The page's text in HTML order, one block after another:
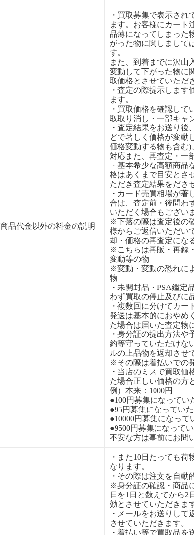
商品代金以外の料金の説明
・買取募集で表示され
ます。お客様にカート
品薄になってしまった
がった物に関しまして
す。
また、到着までに沢山
変動して下がった物に
取価格とさせていただ
・査定の際提示します
ます。
・買取価格を確認して
取取り消し・一部キャ
・査定結果をお送り後
どで著しく価格が変動
価格変動する物も含む
対応また、再査定・一
・基本希少な高額商品
格はあくまで目安とさ
ただき査定結果をださ
・カード売買相場が
合は、査定前・後問わ
いただく場合もござい
※下落の際は査定後の
様からご返信いただい
却・価格の再査定にな
※こちらは再販・再録
変動等の物
※変動・変動の恐れに
物
・未開封品・PSA鑑定
わず買取の停止及びに
・複数回に分けてカー
発送は基本的におやめ
た場合は届いた査定物
・身分証の提出方法や
約等守っていただけな
ルの上品物を返却させ
※その際は着払いでの
・当店のミスで買取価
た場合正しい価格の方
例）本来：1000円
●100円募集になってい
●95円募集になってい
●10000円募集になって
●9500円募集になって
不安な方は事前にお問
・また10日たっても
なります。
・その際は注文を自動
※身分証の確認・商品
日を1日と数えてから2
効とさせていただきます
・メールをお送りして
させていただきます。
・着払い等で買取品を